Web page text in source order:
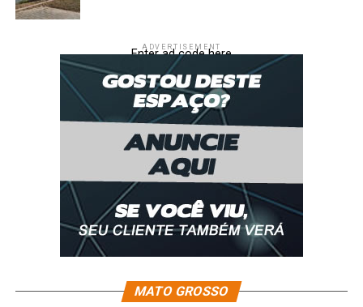
ADVERTISEMENT
Enter ad code here
MATO GROSSO